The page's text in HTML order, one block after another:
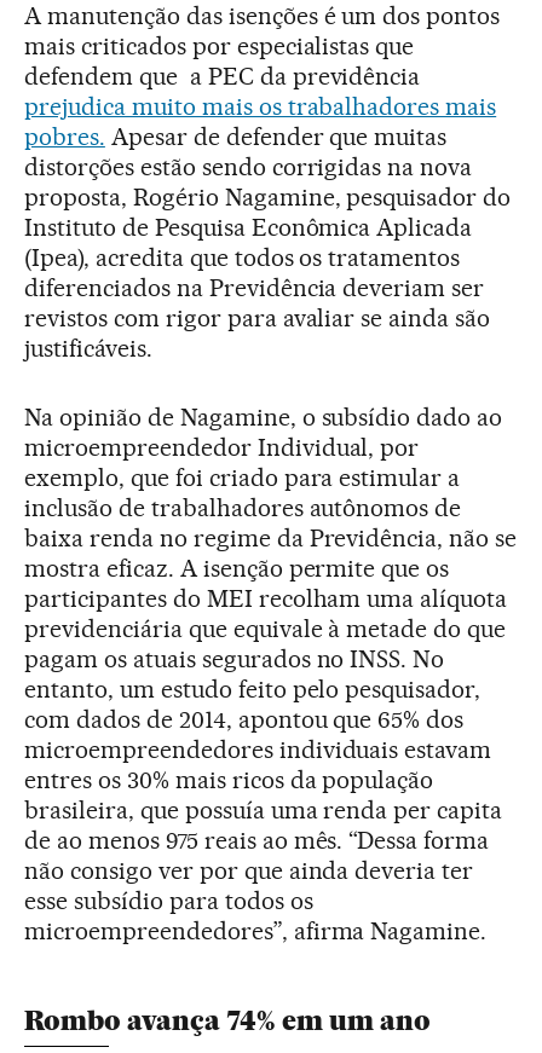
A manutenção das isenções é um dos pontos
mais criticados por especialistas que
defendem que a PEC da previdência
prejudica muito mais os trabalhadores mais
pobres. Apesar de defender que muitas
distorções estão sendo corrigidas na nova
proposta, Rogério Nagamine, pesquisador do
Instituto de Pesquisa Econômica Aplicada
(Ipea), acredita que todos os tratamentos
diferenciados na Previdência deveriam ser
revistos com rigor para avaliar se ainda são
justificáveis.
Na opinião de Nagamine, o subsídio dado ao
microempreendedor Individual, por
exemplo, que foi criado para estimular a
inclusão de trabalhadores autônomos de
baixa renda no regime da Previdência, não se
mostra eficaz. A isenção permite que os
participantes do MEI recolham uma alíquota
previdenciária que equivale à metade do que
pagam os atuais segurados no INSS. No
entanto, um estudo feito pelo pesquisador,
com dados de 2014, apontou que 65% dos
microempreendedores individuais estavam
entres os 30% mais ricos da população
brasileira, que possuía uma renda per capita
de ao menos 975 reais ao mês. “Dessa forma
não consigo ver por que ainda deveria ter
esse subsídio para todos os
microempreendedores”, afirma Nagamine.
Rombo avança 74% em um ano